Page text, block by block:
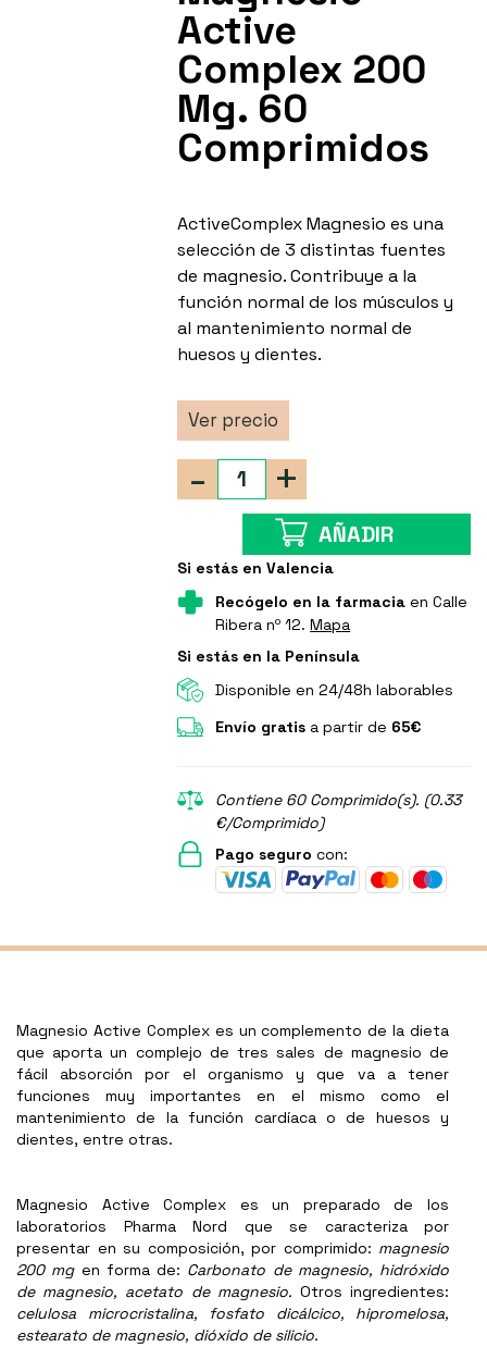
Active
Complex 200
Mg. 60
Comprimidos
ActiveComplex Magnesio es una
selección de 3 distintas fuentes
de magnesio. Contribuye a la
función normal de los músculos y
al mantenimiento normal de
huesos y dientes.
Ver precio
+
-
AÑADIR
Si estás en Valencia
Recógelo en la farmacia en Calle
Ribera nº 12.Mapa
Si estás en la Península
Disponible en 24/48h laborables
Envío gratis a partir de 65€
Contiene 60 Comprimido(s). (0.33
€/Comprimido)
Pago seguro con:
Magnesio Active Complex es un complemento de la dieta
que aporta un complejo de tres sales de magnesio de
fácil absorción por el organismo y que va a tener
funciones muy importantes en el mismo como el
mantenimiento de la función cardíaca o de huesos y
dientes, entre otras.
Magnesio Active Complex es un preparado de los
laboratorios Pharma Nord que se caracteriza por
presentar en su composición, por comprimido: magnesio
200 mg en forma de: Carbonato de magnesio, hidróxido
de magnesio, acetato de magnesio. Otros ingredientes:
celulosa microcristalina, fosfato dicálcico, hipromelosa,
estearato de magnesio, dióxido de silicio.